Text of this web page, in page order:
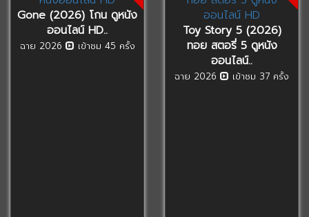
Gone (2026) โกน ดูหนัง
ออนไลน์ HD..
ฉาย 2026 เข้าชม 45 ครั้ง
Toy Story 5 (2026)
ทอย สตอรี่ 5 ดูหนัง
ออนไลน์..
ฉาย 2026 เข้าชม 37 ครั้ง